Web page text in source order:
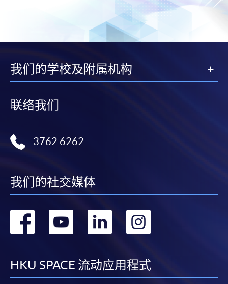
我们的学校及附属机构
联络我们
3762 6262
我们的社交媒体
转
facebook
转
youtube
转
linkedin
转
HKU SPACE 流动应用程式